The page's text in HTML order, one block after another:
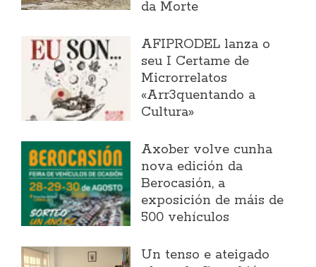
da Morte
AFIPRODEL lanza o
seu I Certame de
Microrrelatos
«Arr3quentando a
Cultura»
Axober volve cunha
nova edición da
Berocasión, a
exposición de máis de
500 vehículos
Un tenso e ateigado